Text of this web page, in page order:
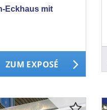
Eckhaus mit
ZUM EXPOSÉ